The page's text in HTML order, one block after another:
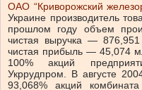
ОАО “Криворожский
Украине производитель
прошлом году объем
чистая выручка —
чистая прибыль — 45,074
100% акций
Укррудпром. В августе
93,068% акций